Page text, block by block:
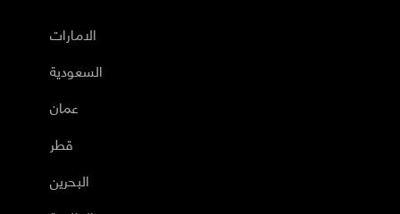
الامارات
السعودية
عمان
قطر
البحرين